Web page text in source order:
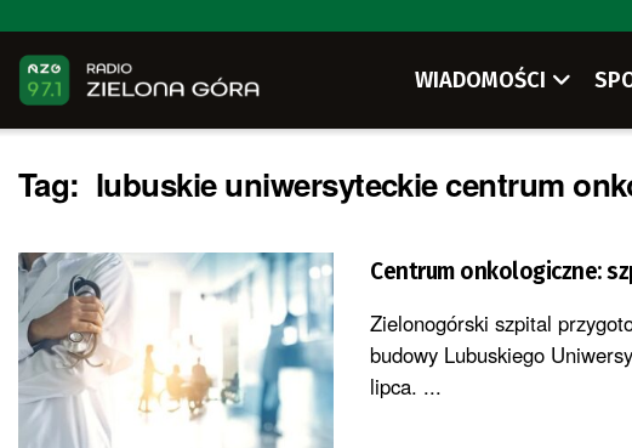
WIADOMOŚCI
Tag: lubuskie uniwersyteckie centrum
Centrum onkologiczne:
Zielonogórski szpital
budowy Lubuskiego
lipca. ...